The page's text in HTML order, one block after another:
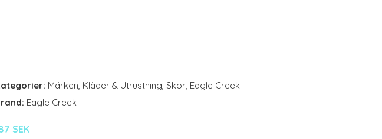
Märken, Kläder & Utrustning, Skor, Eagle Creek
Eagle Creek
SEK